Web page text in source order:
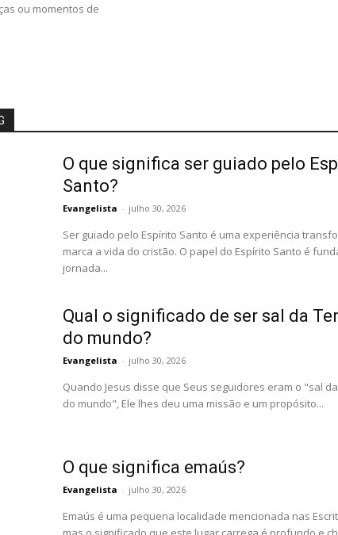
ou momentos de
O que significa ser guiado pelo
Santo?
Evangelista - julho 30, 2026
Ser guiado pelo Espírito Santo é uma experiência
marca a vida do cristão. O papel do Espírito Santo é
jornada...
Qual o significado de ser sal da
do mundo?
Evangelista - julho 30, 2026
Quando Jesus disse que Seus seguidores eram o "sal
do mundo", Ele lhes deu uma missão e um propósito...
O que significa emaús?
Evangelista - julho 30, 2026
Emaús é uma pequena localidade mencionada nas